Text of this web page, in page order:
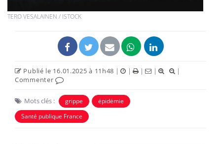
TERO VESALAINEN / ISTOCK
Publié le 16.01.2025 à 11h48 | | | |
|
Commenter
Mots clés : grippe
épidémie
Santé publique France